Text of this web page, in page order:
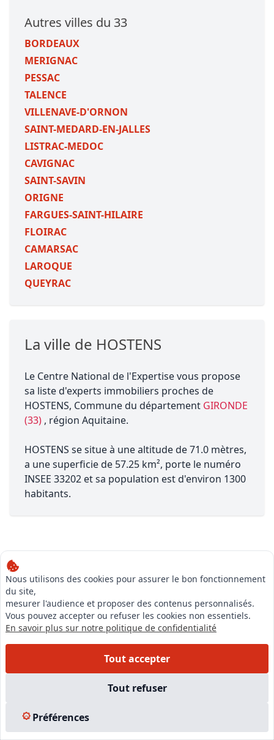
Autres villes du 33
BORDEAUX
MERIGNAC
PESSAC
TALENCE
VILLENAVE-D'ORNON
SAINT-MEDARD-EN-JALLES
LISTRAC-MEDOC
CAVIGNAC
SAINT-SAVIN
ORIGNE
FARGUES-SAINT-HILAIRE
FLOIRAC
CAMARSAC
LAROQUE
QUEYRAC
La ville de HOSTENS
Le Centre National de l'Expertise vous propose
sa liste d'experts immobiliers proches de
HOSTENS, Commune du département GIRONDE
(33) , région Aquitaine.
HOSTENS se situe à une altitude de 71.0 mètres,
a une superficie de 57.25 km², porte le numéro
INSEE 33202 et sa population est d'environ 1300
habitants.
Nous utilisons des cookies pour assurer le bon fonctionnement
du site,
mesurer l'audience et proposer des contenus personnalisés.
Vous pouvez accepter ou refuser les cookies non essentiels.
En savoir plus sur notre politique de confidentialité
Tout accepter
Tout refuser
Préférences
Notre équipe est à votre écoute pour vous accompagner dans
votre projet,
du financement de votre formation à la création de votre
entreprise